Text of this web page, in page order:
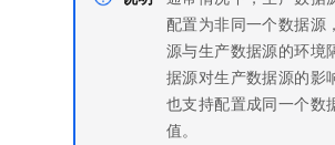
配置为非同一个数据源
源与生产数据源的环境
据源对生产数据源的影
也支持配置成同一个数
值。